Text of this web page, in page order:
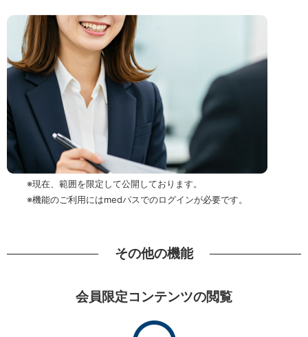
※現在、範囲を限定して公開しております。
※機能のご利用にはmedパスでのログインが必要です。
その他の機能
会員限定コンテンツの閲覧